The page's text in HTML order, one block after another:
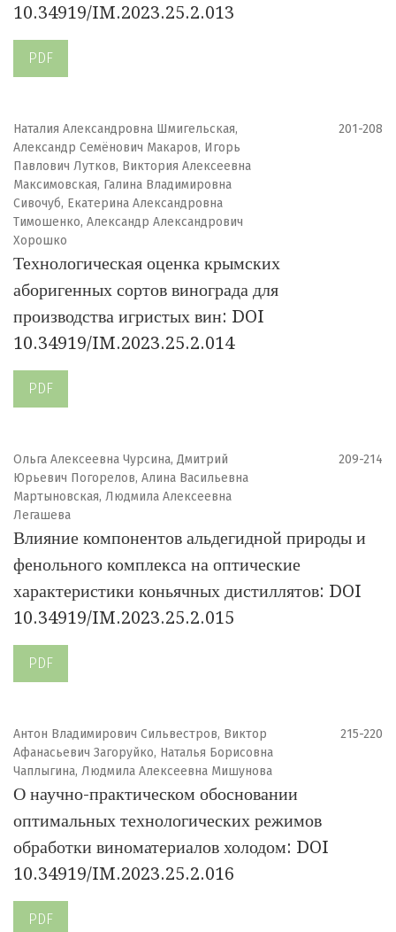
10.34919/IM.2023.25.2.013
PDF
Наталия Александровна Шмигельская,
Александр Семёнович Макаров, Игорь
Павлович Лутков, Виктория Алексеевна
Максимовская, Галина Владимировна
Сивочуб, Екатерина Александровна
Тимошенко, Александр Александрович
Хорошко
201-208
Технологическая оценка крымских
аборигенных сортов винограда для
производства игристых вин: DOI
10.34919/IM.2023.25.2.014
PDF
Ольга Алексеевна Чурсина, Дмитрий
Юрьевич Погорелов, Алина Васильевна
Мартыновская, Людмила Алексеевна
Легашева
209-214
Влияние компонентов альдегидной природы и
фенольного комплекса на оптические
характеристики коньячных дистиллятов: DOI
10.34919/IM.2023.25.2.015
PDF
Антон Владимирович Сильвестров, Виктор
Афанасьевич Загоруйко, Наталья Борисовна
Чаплыгина, Людмила Алексеевна Мишунова
215-220
О научно-практическом обосновании
оптимальных технологических режимов
обработки виноматериалов холодом: DOI
10.34919/IM.2023.25.2.016
PDF